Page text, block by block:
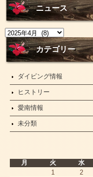
ニュース
ニ
ュ
ー
カテゴリー
ダイビング情報
ヒストリー
愛南情報
未分類
月
火 水
1
2